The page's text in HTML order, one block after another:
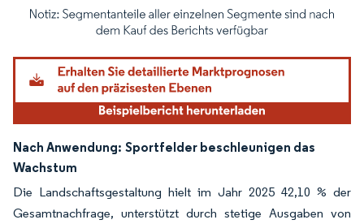
Bild © Mordor Intelligence. Wiederverwendung erfordert Namensnennung
Nach Anwendung: Sportfelder beschleunigen das
Wachstum
Die Landschaftsgestaltung hielt im Jahr 2025 42,10 % der
Gesamtnachfrage, unterstützt durch stetige Ausgaben von